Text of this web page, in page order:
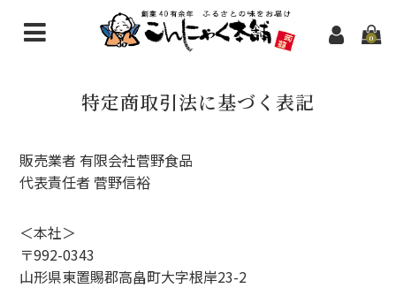
0
問い合わせ
特定商取引法に基づく表記
販売業者 有限会社菅野食品
代表責任者 菅野信裕
＜本社＞
〒992-0343
山形県東置賜郡高畠町大字根岸23-2